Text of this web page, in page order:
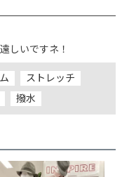
しいですネ！
ストレッチ
撥水